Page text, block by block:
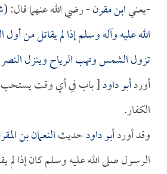
-يعنيابن مقرن- رضي الله عنهما قال: (
الله عليه وآله وسلم إذا لم يقاتل من
تزول الشمس وتهب الرياح وينزل النصر
أوردأبو داود[ باب في أي وقت يستحب
الكفار.
وقد أوردأبو داودحديثالنعمان بن
الرسول صلى الله عليه وسلم كان إذا لم